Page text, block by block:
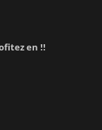
en !!